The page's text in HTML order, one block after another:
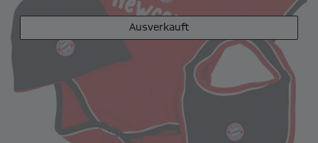
Ausverkauft